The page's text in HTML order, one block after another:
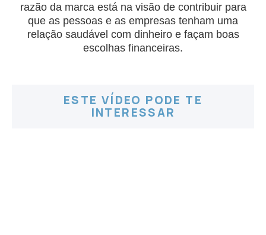
razão da marca está na visão de contribuir para
que as pessoas e as empresas tenham uma
relação saudável com dinheiro e façam boas
escolhas financeiras.
ESTE VÍDEO PODE TE
INTERESSAR